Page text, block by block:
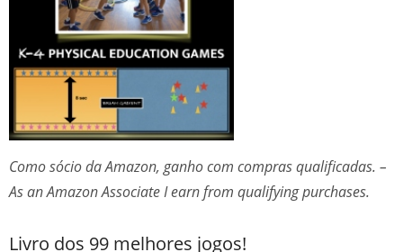
Como sócio da Amazon, ganho com compras qualificadas. –
As an Amazon Associate I earn from qualifying purchases.
Livro dos 99 melhores jogos!